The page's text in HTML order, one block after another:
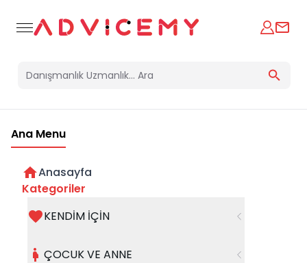
Ana Menu
Anasayfa
Kategoriler
KENDİM İÇİN
ÇOCUK VE ANNE
Alışkanlıkların Tutsağı
Psikolojik Danışman - Eğitim Koçu